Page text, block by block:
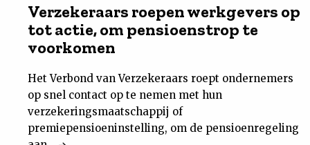
Verzekeraars roepen werkgevers op
tot actie, om pensioenstrop te
voorkomen
Het Verbond van Verzekeraars roept ondernemers
op snel contact op te nemen met hun
verzekeringsmaatschappij of
premiepensioeninstelling, om de pensioenregeling